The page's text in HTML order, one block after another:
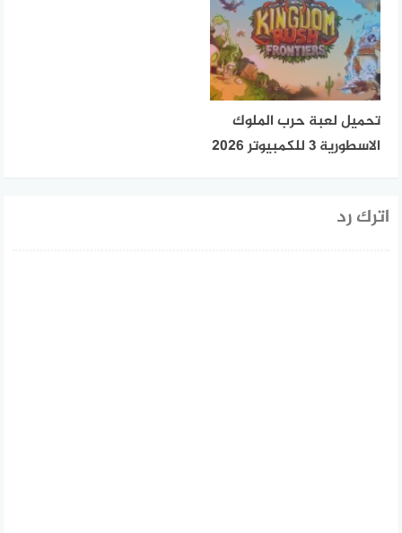
تحميل لعبة حرب الملوك
الاسطورية 3 للكمبيوتر 2026
اترك رد